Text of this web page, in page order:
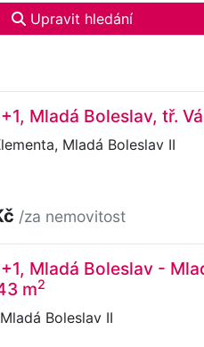
Upravit hledání
Mladá Boleslav, tř.
Mladá Boleslav II
/za nemovitost
Mladá Boleslav -
m2
Boleslav II